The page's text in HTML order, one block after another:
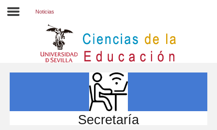
INVESTIGACIÓN
Noticias
Secretaría